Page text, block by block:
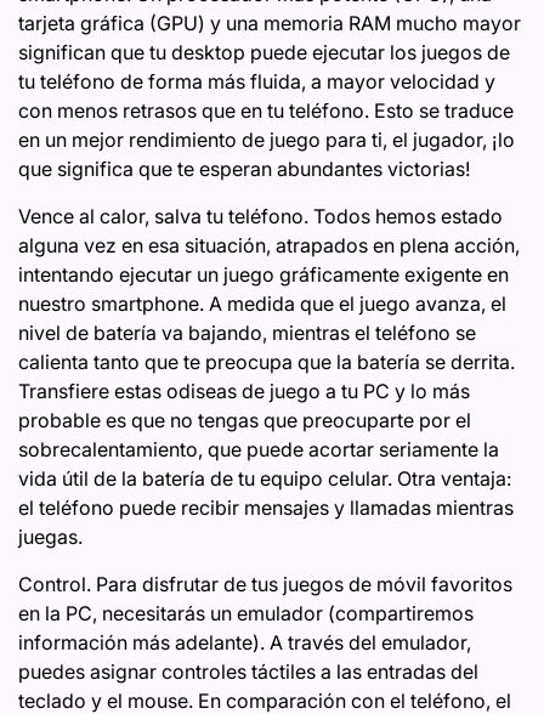
tarjeta gráfica (GPU) y una memoria RAM mucho mayor
significan que tu desktop puede ejecutar los juegos de
tu teléfono de forma más fluida, a mayor velocidad y
con menos retrasos que en tu teléfono. Esto se traduce
en un mejor rendimiento de juego para ti, el jugador, ¡lo
que significa que te esperan abundantes victorias!
Vence al calor, salva tu teléfono. Todos hemos estado
alguna vez en esa situación, atrapados en plena acción,
intentando ejecutar un juego gráficamente exigente en
nuestro smartphone. A medida que el juego avanza, el
nivel de batería va bajando, mientras el teléfono se
calienta tanto que te preocupa que la batería se derrita.
Transfiere estas odiseas de juego a tu PC y lo más
probable es que no tengas que preocuparte por el
sobrecalentamiento, que puede acortar seriamente la
vida útil de la batería de tu equipo celular. Otra ventaja:
el teléfono puede recibir mensajes y llamadas mientras
juegas.
Control. Para disfrutar de tus juegos de móvil favoritos
en la PC, necesitarás un emulador (compartiremos
información más adelante). A través del emulador,
puedes asignar controles táctiles a las entradas del
teclado y el mouse. En comparación con el teléfono, el